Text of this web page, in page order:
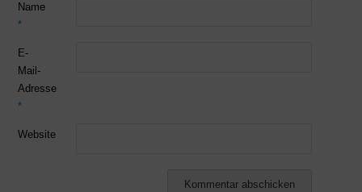
Name
*
E-
Mail-
Adresse
*
Website